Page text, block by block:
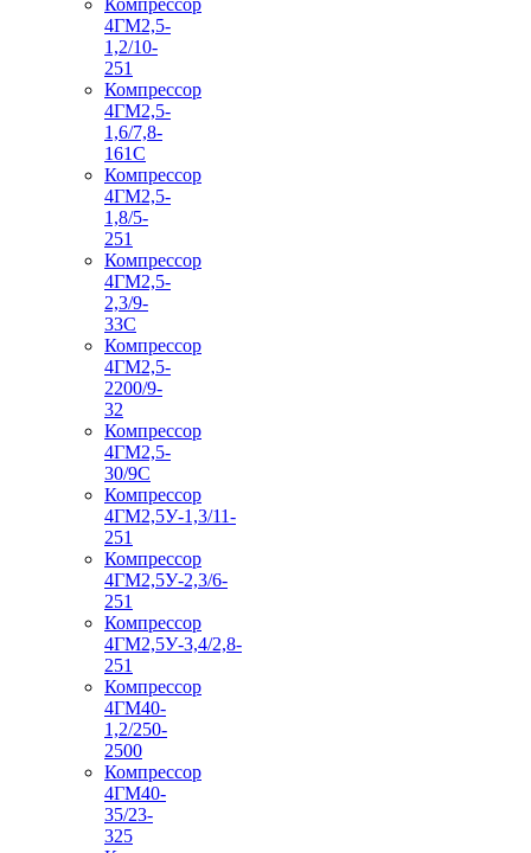
Компрессор
4ГМ2,5-
1,2/10-
251
Компрессор
4ГМ2,5-
1,6/7,8-
161С
Компрессор
4ГМ2,5-
1,8/5-
251
Компрессор
4ГМ2,5-
2,3/9-
33С
Компрессор
4ГМ2,5-
2200/9-
32
Компрессор
4ГМ2,5-
30/9С
Компрессор
4ГМ2,5У-1,3/11-
251
Компрессор
4ГМ2,5У-2,3/6-
251
Компрессор
4ГМ2,5У-3,4/2,8-
251
Компрессор
4ГМ40-
1,2/250-
2500
Компрессор
4ГМ40-
35/23-
325